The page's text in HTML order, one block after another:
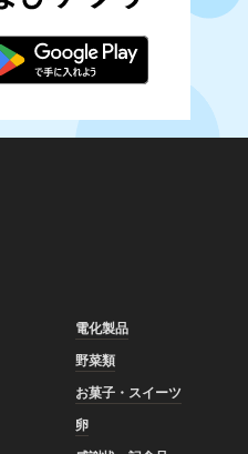
電化製品
野菜類
お菓子・スイーツ
卵